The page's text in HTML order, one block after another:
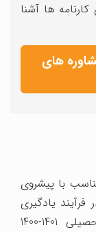
ها آشنا
های
با پیشروی
یادگیری
است. گزینه‏ دو تصمیم دارد در سال تحصیلی 1401-1400